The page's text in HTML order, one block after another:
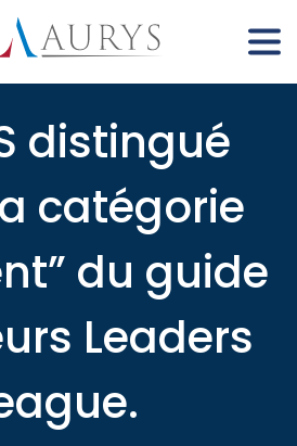
distingué
catégorie
du guide
Leaders